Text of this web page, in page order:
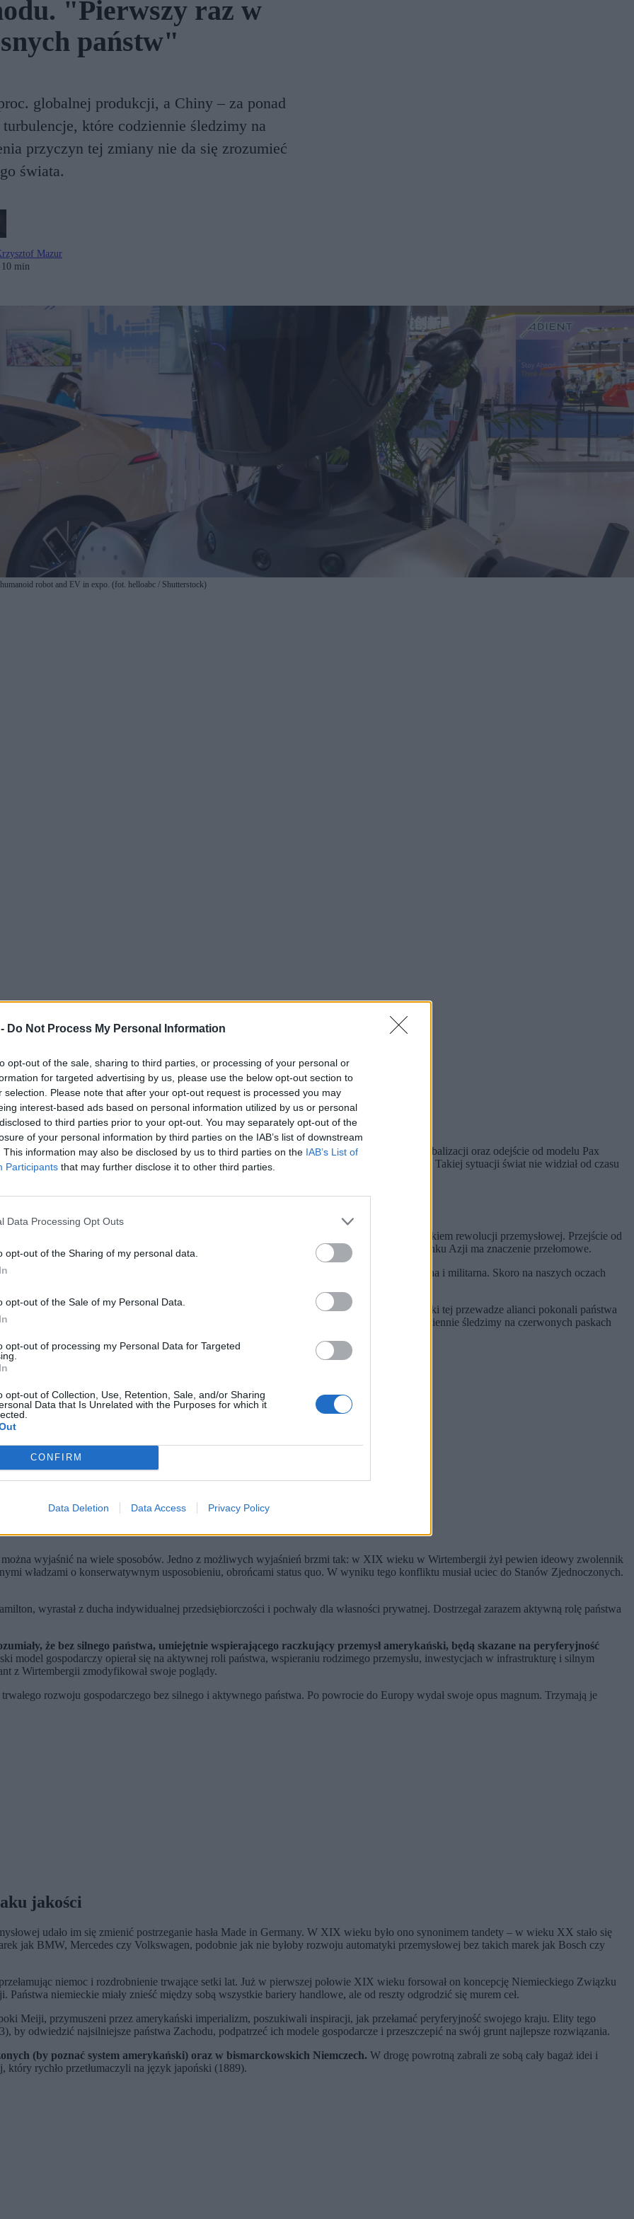
Do Not Process My Personal Information
opt-out of the sale, sharing to third parties, or processing of your personal or
for targeted advertising by us, please use the below opt-out section to
selection. Please note that after your opt-out request is processed you may
interest-based ads based on personal information utilized by us or personal
to third parties prior to your opt-out. You may separately opt-out of the
of your personal information by third parties on the IAB’s list of downstream
This information may also be disclosed by us to third parties on the IAB’s List of
Participants that may further disclose it to other third parties.
Data Processing Opt Outs
opt-out of the Sharing of my personal data.
opt-out of the Sale of my Personal Data.
opt-out of processing my Personal Data for Targeted
opt-out of Collection, Use, Retention, Sale, and/or Sharing
Data that Is Unrelated with the Purposes for which it
CONFIRM
Data Deletion Data Access Privacy Policy
"Pierwszy raz w
państw"
globalnej produkcji, a Chiny – za ponad
które codziennie śledzimy na
przyczyn tej zmiany nie da się zrozumieć
świata.
Mazur
10 min
robot and EV in expo. (fot. helloabc / Shutterstock)
współczesny świat. Współczesną epokę zdominowały wojny handlowe, kryzys globalizacji oraz odejście od modelu Pax
charakter fundamentalny:Zachód utracił dominację w obszarze produkcji przemysłowej
. Takiej sytuacji świat nie widział od czasu
w przemyśle
przez giełdy papierów wartościowych, po demokrację liberalną i prawa człowieka – jest dzieckiem rewolucji przemysłowej. Przejście od
wyznacza cezurę nowoczesności. Dlatego przesunięcie kompetencji przemysłowych w kierunku Azji ma znaczenie przełomowe.
resztę globu. Z mocy produkcyjnych fabryk brała się jego potęga gospodarcza, polityczna i militarna. Skoro na naszych oczach
utracił swój prymat. Wydarzyło się to po raz pierwszy w historii nowoczesnych państw.
światowej produkcji przemysłowej. Zostały wówczas nazwane arsenałem demokracji. Dzięki tej przewadze alianci pokonali państwa
a Chiny – za ponad 30 proc. To z tej zmiany wynikają wszystkie turbulencje, które codziennie śledzimy na czerwonych paskach
świata.
można wyjaśnić na wiele sposobów. Jedno z możliwych wyjaśnień brzmi tak: w XIX wieku w Wirtembergii żył pewien ideowy zwolennik
władzami o konserwatywnym usposobieniu, obrońcami status quo. W wyniku tego konfliktu musiał uciec do Stanów Zjednoczonych.
wyrastał z ducha indywidualnej przedsiębiorczości i pochwały dla własności prywatnej. Dostrzegał zarazem aktywną rolę państwa
że bez silnego państwa, umiejętnie wspierającego raczkujący przemysł amerykański, będą skazane na peryferyjność
model gospodarczy opierał się na aktywnej roli państwa, wspieraniu rodzimego przemysłu, inwestycjach w infrastrukturę i silnym
z Wirtembergii zmodyfikował swoje poglądy.
rozwoju gospodarczego bez silnego i aktywnego państwa. Po powrocie do Europy wydał swoje opus magnum. Trzymają je
jakości
udało im się zmienić postrzeganie hasła Made in Germany. W XIX wieku było ono synonimem tandety – w wieku XX stało się
jak BMW, Mercedes czy Volkswagen, podobnie jak nie byłoby rozwoju automatyki przemysłowej bez takich marek jak Bosch czy
niemoc i rozdrobnienie trwające setki lat. Już w pierwszej połowie XIX wieku forsował on koncepcję Niemieckiego Związku
niemieckie miały znieść między sobą wszystkie bariery handlowe, ale od reszty odgrodzić się murem ceł.
Meiji, przymuszeni przez amerykański imperializm, poszukiwali inspiracji, jak przełamać peryferyjność swojego kraju. Elity tego
by odwiedzić najsilniejsze państwa Zachodu, podpatrzeć ich modele gospodarcze i przeszczepić na swój grunt najlepsze rozwiązania.
(by poznać system amerykański) oraz w bismarckowskich Niemczech. W drogę powrotną zabrali ze sobą cały bagaż idei i
rychło przetłumaczyli na język japoński (1889).